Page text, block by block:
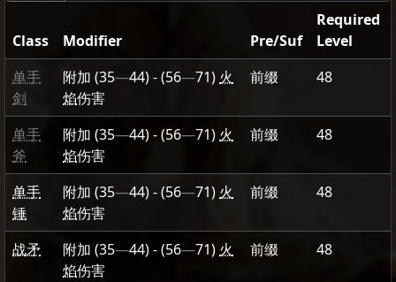
Class Modifier Pre/Suf
Required
Level
单手
剑
附加 (35—44)-(56—71) 火
焰伤害
前缀 48
单手
斧
附加 (35—44)-(56—71) 火
焰伤害
前缀 48
单手
锤
附加 (35—44)-(56—71) 火
焰伤害
前缀 48
战矛 附加 (35—44)-(56—71) 火
焰伤害
前缀 48